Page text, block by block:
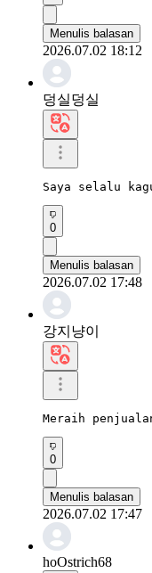
Menulis balasan
2026.07.02 18:12
덩실덩실
Saya selalu
0
Menulis balasan
2026.07.02 17:48
강지냥이
Meraih
0
Menulis balasan
2026.07.02 17:47
hoOstrich68